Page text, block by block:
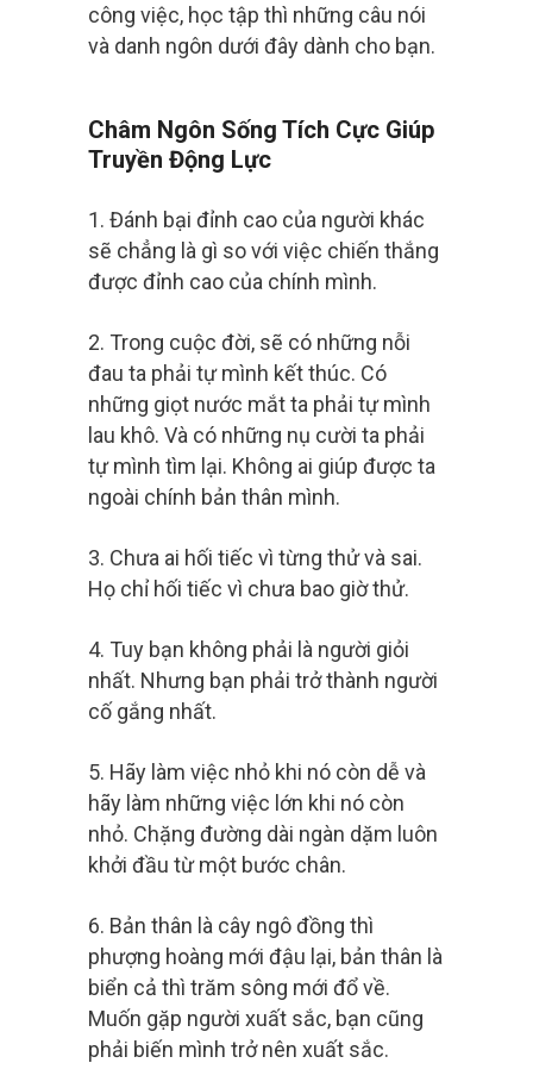
công việc, học tập thì những câu nói
và danh ngôn dưới đây dành cho bạn.
Châm Ngôn Sống Tích Cực Giúp
Truyền Động Lực
1. Đánh bại đỉnh cao của người khác
sẽ chẳng là gì so với việc chiến thắng
được đỉnh cao của chính mình.
2. Trong cuộc đời, sẽ có những nỗi
đau ta phải tự mình kết thúc. Có
những giọt nước mắt ta phải tự mình
lau khô. Và có những nụ cười ta phải
tự mình tìm lại. Không ai giúp được ta
ngoài chính bản thân mình.
3. Chưa ai hối tiếc vì từng thử và sai.
Họ chỉ hối tiếc vì chưa bao giờ thử.
4. Tuy bạn không phải là người giỏi
nhất. Nhưng bạn phải trở thành người
cố gắng nhất.
5. Hãy làm việc nhỏ khi nó còn dễ và
hãy làm những việc lớn khi nó còn
nhỏ. Chặng đường dài ngàn dặm luôn
khởi đầu từ một bước chân.
6. Bản thân là cây ngô đồng thì
phượng hoàng mới đậu lại, bản thân là
biển cả thì trăm sông mới đổ về.
Muốn gặp người xuất sắc, bạn cũng
phải biến mình trở nên xuất sắc.